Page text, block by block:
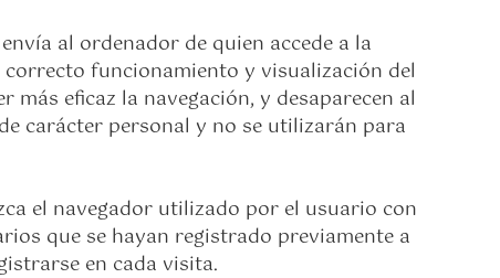
al ordenador de quien accede a la
funcionamiento y visualización del
eficaz la navegación, y desaparecen al
carácter personal y no se utilizarán para
el navegador utilizado por el usuario con
que se hayan registrado previamente a
en cada visita.